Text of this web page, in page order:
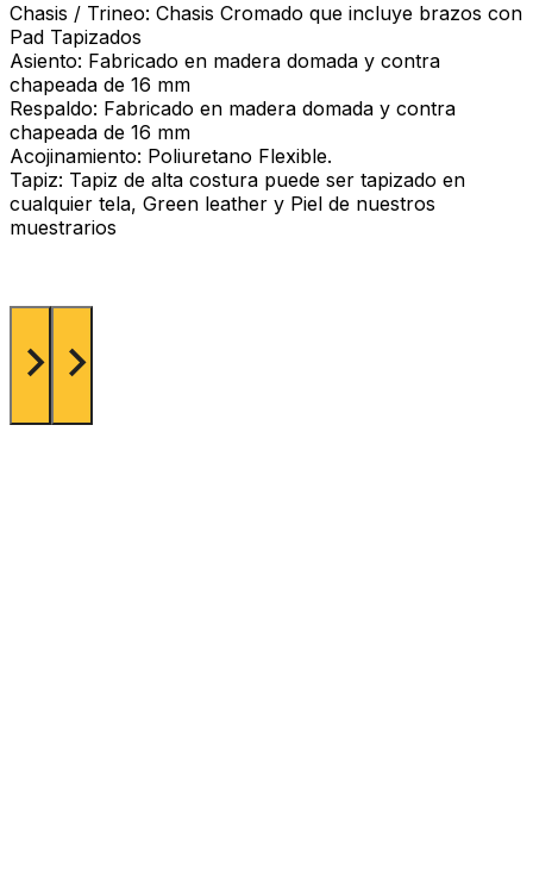
Chasis / Trineo: Chasis Cromado que incluye brazos con
Pad Tapizados
Asiento: Fabricado en madera domada y contra
chapeada de 16 mm
Respaldo: Fabricado en madera domada y contra
chapeada de 16 mm
Acojinamiento: Poliuretano Flexible.
Tapiz: Tapiz de alta costura puede ser tapizado en
cualquier tela, Green leather y Piel de nuestros
muestrarios